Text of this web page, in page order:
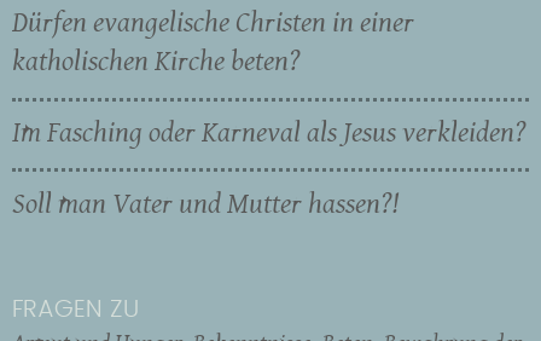
Dürfen evangelische Christen in einer
katholischen Kirche beten?
Im Fasching oder Karneval als Jesus verkleiden?
Soll man Vater und Mutter hassen?!
FRAGEN ZU